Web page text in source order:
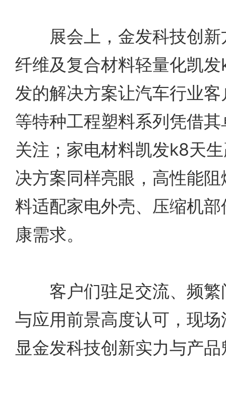
展会上，金发科技创新
纤维及复合材料轻量化凯
发的解决方案让汽车行业
等特种工程塑料系列凭借
关注；家电材料凯发k8天
决方案同样亮眼，高性能
料适配家电外壳、压缩机
康需求。
客户们驻足交流、频繁
与应用前景高度认可，现
显金发科技创新实力与产